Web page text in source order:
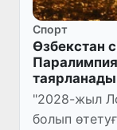
Спорт
Өзбекстан
таярланады
"2028-жыл
болып